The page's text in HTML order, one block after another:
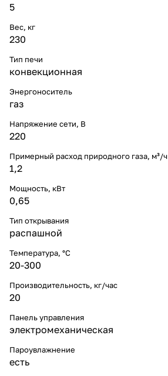
5
Вес, кг
230
Тип печи
конвекционная
Энергоноситель
газ
Напряжение сети, В
220
Примерный расход природного газа, м³/ч
1,2
Мощность, кВт
0,65
Тип открывания
распашной
Температура, °С
20-300
Производительность, кг/час
20
Панель управления
электромеханическая
Пароувлажнение
есть